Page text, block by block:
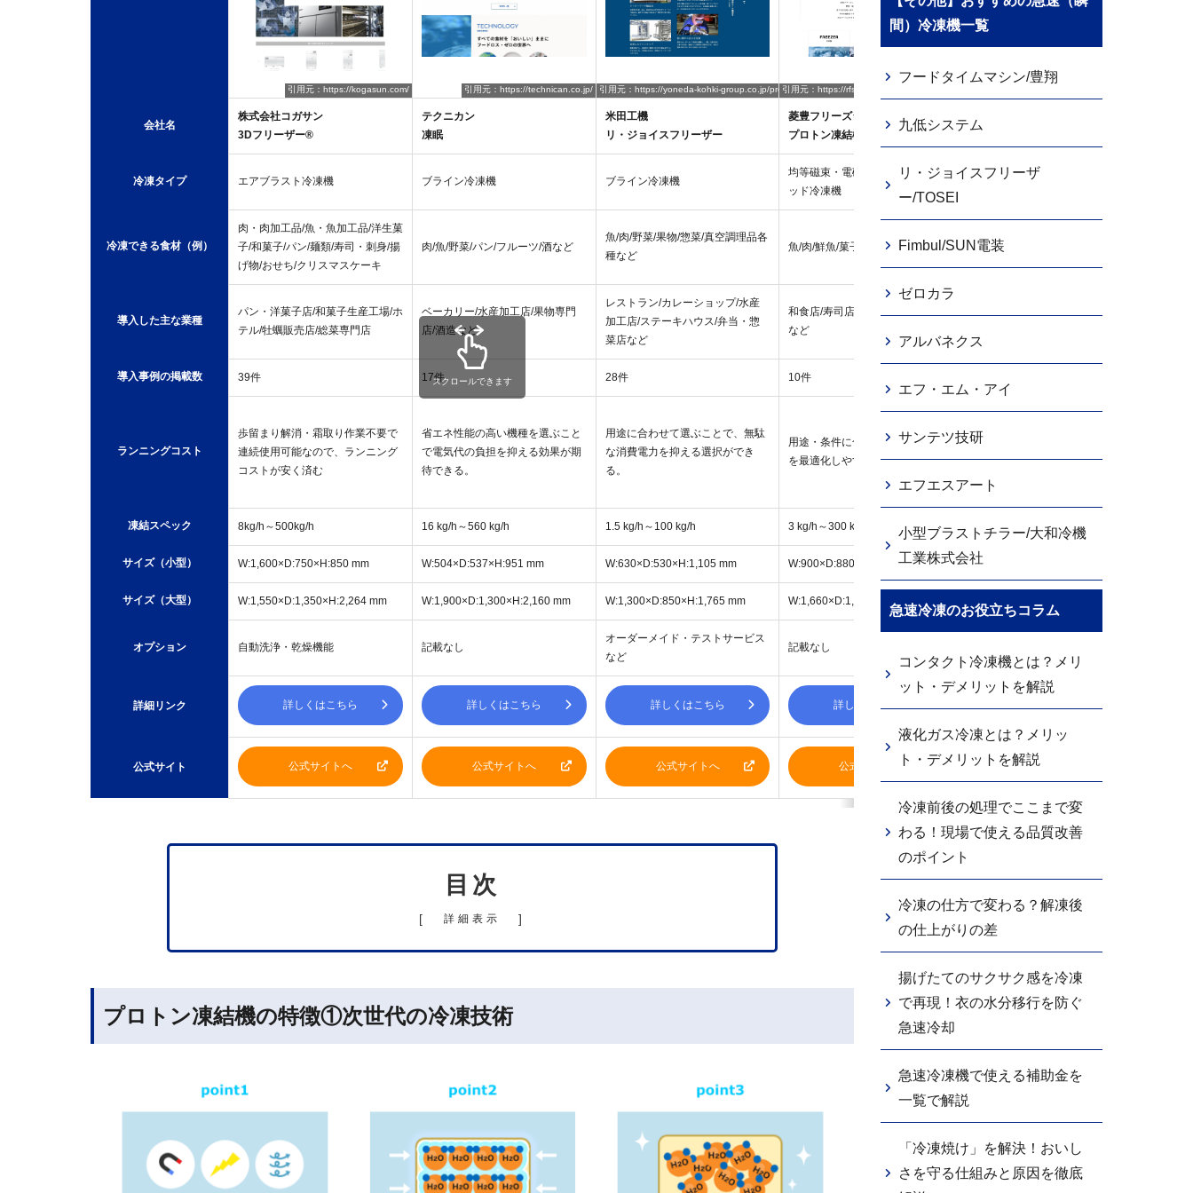
引用元：https://kogasun.com/ 引用元：https://technican.co.jp/ 引用元：https://yoneda-kohki-group.co.jp/products_rf/引用元：https://rfs.proton-group.net/product/
会社名
株式会社コガサン
3Dフリーザー®︎
テクニカン
凍眠
米田工機
リ・ジョイスフリーザー
菱豊フリーズシステムズ
プロトン凍結機
冷凍タイプ エアブラスト冷凍機 ブライン冷凍機 ブライン冷凍機
均等磁束・電磁波・冷風ハイブリ
ッド冷凍機
フィンチューブ冷気強制循環式
冷凍できる食材（例）
肉・肉加工品/魚・魚加工品/洋生菓
子/和菓子/パン/麺類/寿司・刺身/揚
げ物/おせち/クリスマスケーキ
肉/魚/野菜/パン/フルーツ/酒など
魚/肉/野菜/果物/惣菜/真空調理品各
種など
魚/肉/鮮魚/菓子など 記載なし
導入した主な業種
パン・洋菓子店/和菓子生産工場/ホ
テル/牡蠣販売店/総菜専門店
ベーカリー/水産加工店/果物専門
店/酒造など
レストラン/カレーショップ/水産
加工店/ステーキハウス/弁当・惣
菜店など
和食店/寿司店/精肉店/水産加工店
など
導入事例の掲載数 39件 17件 28件 10件
ランニングコスト
歩留まり解消・霜取り作業不要で
連続使用可能なので、ランニング
コストが安く済む
省エネ性能の高い機種を選ぶこと
で電気代の負担を抑える効果が期
待できる。
用途に合わせて選ぶことで、無駄
な消費電力を抑える選択ができ
る。
用途・条件に合わせて運用コスト
を最適化しやすい。
省エネ化の工夫があるモデルもあ
凍結スペック 8kg/h～500kg/h 16 kg/h～560 kg/h 1.5 kg/h～100 kg/h 3 kg/h～300 kg/h以上 記載なし
サイズ（小型） W:1,600×D:750×H:850 mm W:504×D:537×H:951 mm W:630×D:530×H:1,105 mm W:900×D:880×H:1850 mm W:840×D:880×H:2,062 mm
サイズ（大型） W:1,550×D:1,350×H:2,264 mm W:1,900×D:1,300×H:2,160 mm W:1,300×D:850×H:1,765 mm W:1,660×D:1,205×H:1,830 mm W:1,560×D:1,201×H:2,262 mm
オプション 自動洗浄・乾燥機能 記載なし
オーダーメイド・テストサービス
など
記載なし
詳細リンク 詳しくはこちら 詳しくはこちら 詳しくはこちら 詳しくはこちら
公式サイト 公式サイトへ 公式サイトへ 公式サイトへ 公式サイトへ 公式サイトへ
スクロールできます
目次
[ 詳細表示 ]
プロトン凍結機の特徴①次世代の冷凍技術
間）冷凍機一覧
フードタイムマシン/豊翔
九低システム
リ・ジョイスフリーザ
ー/TOSEI
Fimbul/SUN電装
ゼロカラ
アルバネクス
エフ・エム・アイ
サンテツ技研
エフエスアート
小型ブラストチラー/大和冷機
工業株式会社
急速冷凍のお役立ちコラム
コンタクト冷凍機とは？メリ
ット・デメリットを解説
液化ガス冷凍とは？メリッ
ト・デメリットを解説
冷凍前後の処理でここまで変
わる！現場で使える品質改善
のポイント
冷凍の仕方で変わる？解凍後
の仕上がりの差
揚げたてのサクサク感を冷凍
で再現！衣の水分移行を防ぐ
急速冷却
急速冷凍機で使える補助金を
一覧で解説
「冷凍焼け」を解決！おいし
さを守る仕組みと原因を徹底